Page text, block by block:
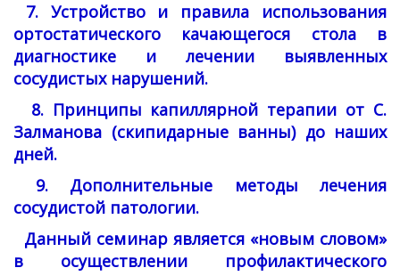
7. Устройство и правила использования
ортостатического качающегося стола в
диагностике и лечении выявленных
сосудистых нарушений.
8. Принципы капиллярной терапии от С.
Залманова (скипидарные ванны) до наших
дней.
9. Дополнительные методы лечения
сосудистой патологии.
Данный семинар является «новым словом»
в осуществлении профилактического